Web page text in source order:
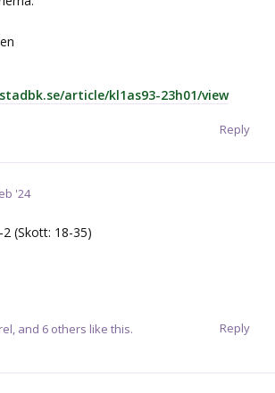
article/kl1as93-23h01/view
Reply
'24
(Skott: 18-35)
Reply
, and 6 others like this.